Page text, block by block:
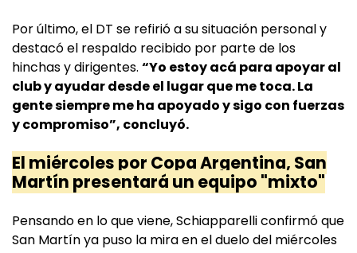
Por último, el DT se refirió a su situación personal y
destacó el respaldo recibido por parte de los
hinchas y dirigentes. “Yo estoy acá para apoyar al
club y ayudar desde el lugar que me toca. La
gente siempre me ha apoyado y sigo con fuerzas
y compromiso”, concluyó.
El miércoles por Copa Argentina, San
Martín presentará un equipo "mixto"
Pensando en lo que viene, Schiapparelli confirmó que
San Martín ya puso la mira en el duelo del miércoles